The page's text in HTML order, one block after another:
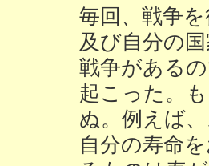
毎回、戦争
及び自分の
戦争がある
起こった。
ぬ。例えば
自分の寿命